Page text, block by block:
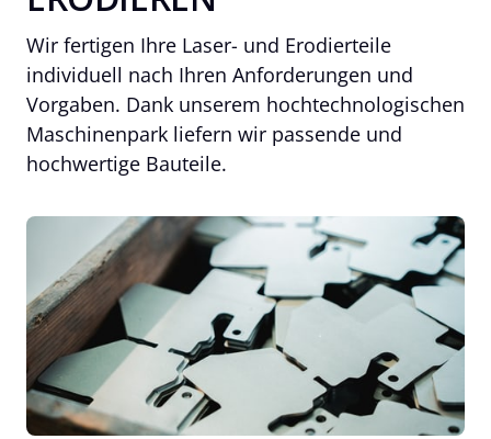
Wir fertigen Ihre Laser- und Erodierteile
individuell nach Ihren Anforderungen und
Vorgaben. Dank unserem hochtechnologischen
Maschinenpark liefern wir passende und
hochwertige Bauteile.